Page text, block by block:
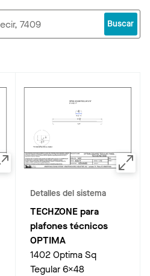
Buscar
Detalles del sistema
TECHZONE para
plafones técnicos
OPTIMA
1402 Optima Sq
Tegular 6x48